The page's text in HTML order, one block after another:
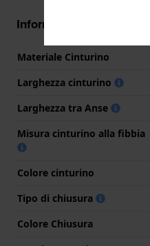
Informazioni sul cinturino
Materiale Cinturino
Larghezza cinturino
Larghezza tra Anse
Misura cinturino alla fibbia
Colore cinturino
Tipo di chiusura
Colore Chiusura